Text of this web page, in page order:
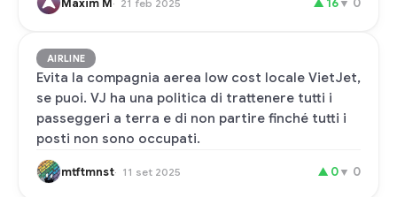
21 feb 2025
AIRLINE
Evita la compagnia aerea low cost locale VietJet,
se puoi. VJ ha una politica di trattenere tutti i
passeggeri a terra e di non partire finché tutti i
posti non sono occupati.
mtftmnst 11 set 2025 ▲ 0▼ 0